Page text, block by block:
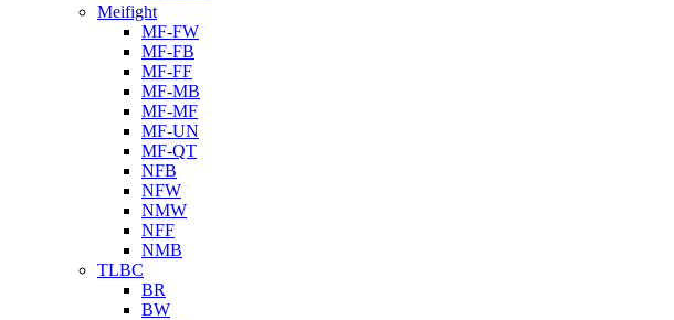
Meifight
MF-FW
MF-FB
MF-FF
MF-MB
MF-MF
MF-UN
MF-QT
NFB
NFW
NMW
NFF
NMB
TLBC
BR
BW